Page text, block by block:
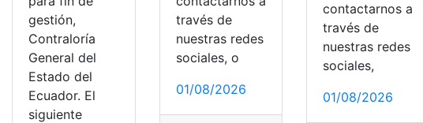
gestión,
Contraloría
General del
Estado del
Ecuador. El
siguiente
través de
nuestras redes
sociales, o
01/08/2026
contactarnos a
través de
nuestras redes
sociales,
01/08/2026